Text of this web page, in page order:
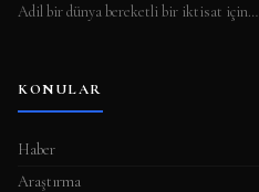
Adil bir dünya bereketli bir iktisat için…
KONULAR
Haber
Araştırma